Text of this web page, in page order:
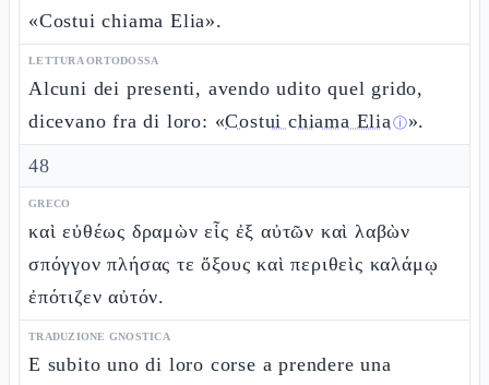
«Costui chiama Elia».
LETTURA ORTODOSSA
Alcuni dei presenti, avendo udito quel grido,
dicevano fra di loro: «Costui chiama Eliaⓘ».
48
GRECO
καὶ εὐθέως δραμὼν εἷς ἐξ αὐτῶν καὶ λαβὼν
σπόγγον πλήσας τε ὄξους καὶ περιθεὶς καλάμῳ
ἐπότιζεν αὐτόν.
TRADUZIONE GNOSTICA
E subito uno di loro corse a prendere una